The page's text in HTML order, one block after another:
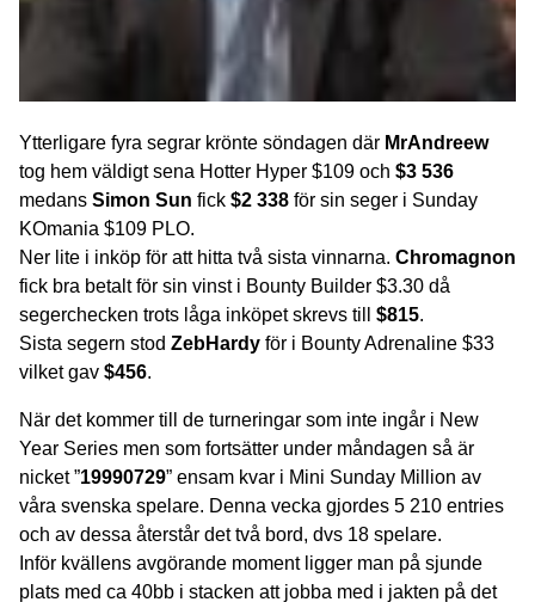
Ytterligare fyra segrar krönte söndagen där MrAndreew
tog hem väldigt sena Hotter Hyper $109 och $3 536
medans Simon Sun fick $2 338 för sin seger i Sunday
KOmania $109 PLO.
Ner lite i inköp för att hitta två sista vinnarna. Chromagnon
fick bra betalt för sin vinst i Bounty Builder $3.30 då
segerchecken trots låga inköpet skrevs till $815.
Sista segern stod ZebHardy för i Bounty Adrenaline $33
vilket gav $456.
När det kommer till de turneringar som inte ingår i New
Year Series men som fortsätter under måndagen så är
nicket ”19990729” ensam kvar i Mini Sunday Million av
våra svenska spelare. Denna vecka gjordes 5 210 entries
och av dessa återstår det två bord, dvs 18 spelare.
Inför kvällens avgörande moment ligger man på sjunde
plats med ca 40bb i stacken att jobba med i jakten på det